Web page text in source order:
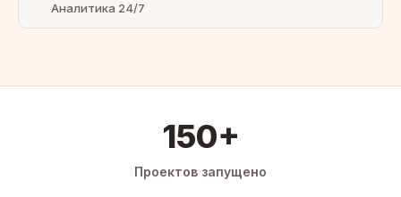
Аналитика 24/7
150+
Проектов запущено